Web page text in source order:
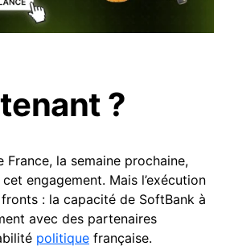
?
France, la semaine prochaine,
engagement. Mais l’exécution
: la capacité de SoftBank à
avec des partenaires
politique française.